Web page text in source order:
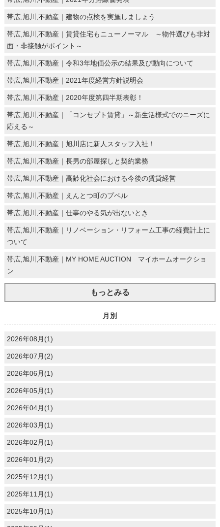
帯広,旭川,不動産｜建物の点検を実施しましょう
帯広,旭川,不動産｜賃貸住宅もニューノーマル ～物件選びも非対
面・非接触がポイント～
帯広,旭川,不動産｜令和3年地価公示の結果及び動向について
帯広,旭川,不動産｜2021年度経営方針説明会
帯広,旭川,不動産｜2020年度第四半期表彰！
帯広,旭川,不動産｜「コンセプト賃貸」～新生活様式でのニーズに
応える～
帯広,旭川,不動産｜旭川店に新人スタッフ入社！
帯広,旭川,不動産｜長男の部屋探しと契約業務
帯広,旭川,不動産｜高齢化社会における今後の賃貸経営
帯広,旭川,不動産｜えんとつ町のプペル
帯広,旭川,不動産｜仕事のやる気が出ないとき
帯広,旭川,不動産｜リノベーション・リフォーム工事の経費計上に
ついて
帯広,旭川,不動産｜MY HOME AUCTION マイホームオークショ
ン
もっとみる
月別
2026年08月(1)
2026年07月(2)
2026年06月(1)
2026年05月(1)
2026年04月(1)
2026年03月(1)
2026年02月(1)
2026年01月(2)
2025年12月(1)
2025年11月(1)
2025年10月(1)